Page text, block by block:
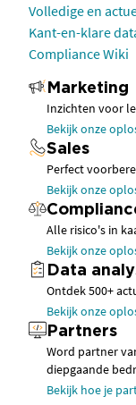
Volledige en
Kant-en-klare
Compliance Wiki
Marketing
Inzichten voor
Bekijk onze
Sales
Perfect
Bekijk onze
Alle risico's in
Bekijk onze
Data
Ontdek 500+
Bekijk onze
Partners
Word partner
diepgaande
Bekijk hoe je